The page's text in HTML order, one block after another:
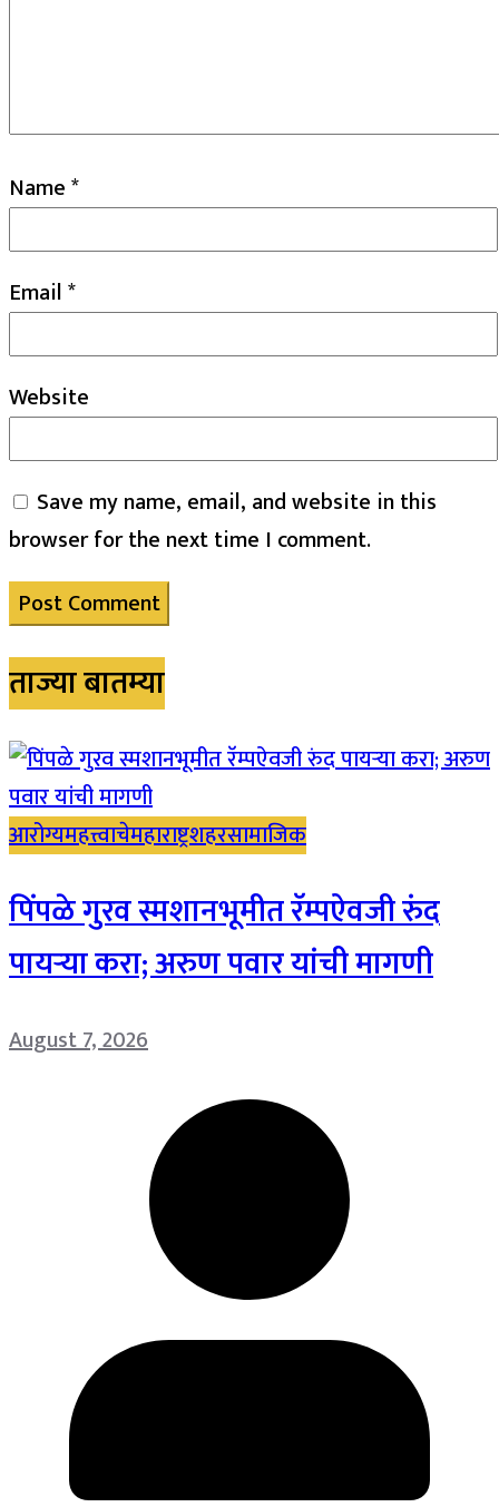
Name*
Email*
Website
Save my name, email, and website in this
browser for the next time I comment.
ताज्या बातम्या
आरोग्यमहत्त्वाचेमहाराष्ट्रशहरसामाजिक
पिंपळे गुरव स्मशानभूमीत रॅम्पऐवजी रुंद
पायऱ्या करा; अरुण पवार यांची मागणी
August 7, 2026